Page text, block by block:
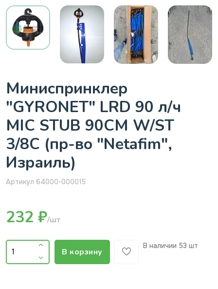
Миниспринклер
"GYRONET" LRD 90 л/ч
MIC STUB 90CM W/ST
3/8C (пр-во "Netafim",
Израиль)
Артикул 64000-000015
232 ₽/шт
В корзину
В наличии 53 шт